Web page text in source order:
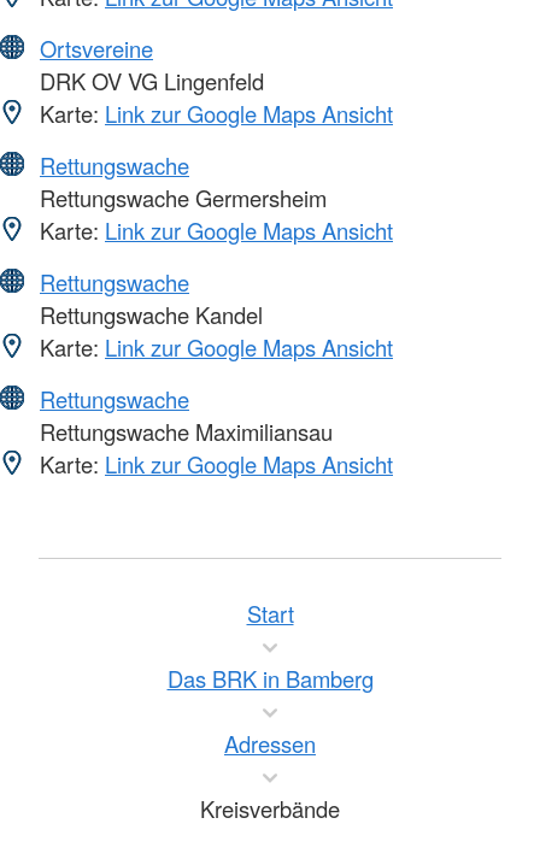
Ortsvereine
DRK OV VG Lingenfeld
Karte: Link zur Google Maps Ansicht
Rettungswache
Rettungswache Germersheim
Karte: Link zur Google Maps Ansicht
Rettungswache
Rettungswache Kandel
Karte: Link zur Google Maps Ansicht
Rettungswache
Rettungswache Maximiliansau
Karte: Link zur Google Maps Ansicht
Start
Das BRK in Bamberg
Adressen
Kreisverbände